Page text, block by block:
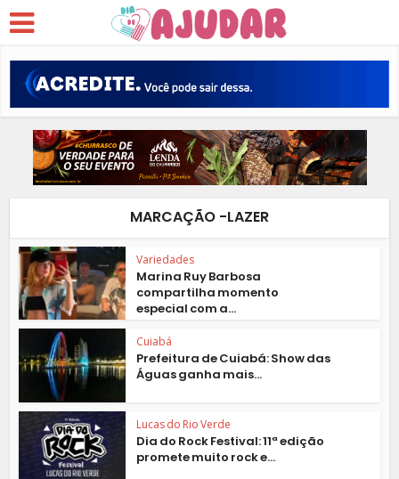
MARCAÇÃO -LAZER
Variedades
Marina Ruy Barbosa
compartilha momento
especial com a...
Cuiabá
Prefeitura de Cuiabá: Show das
Águas ganha mais...
Lucas do Rio Verde
Dia do Rock Festival: 11ª edição
promete muito rock e...